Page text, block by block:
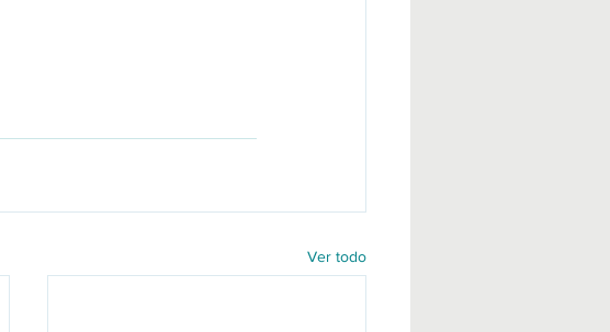
Ver todo